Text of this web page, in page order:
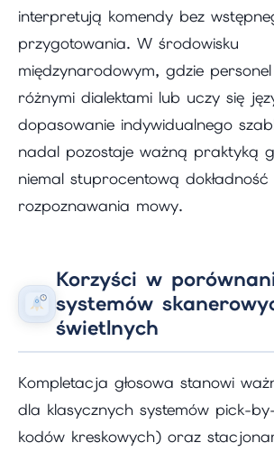
interpretują komendy bez
przygotowania. W środowisku
międzynarodowym, gdzie personel
różnymi dialektami lub uczy się
dopasowanie indywidualnego
nadal pozostaje ważną praktyką
niemal stuprocentową dokładność
rozpoznawania mowy.
Korzyści w
systemów
świetlnych
Kompletacja głosowa stanowi
dla klasycznych systemów pick-
kodów kreskowych) oraz